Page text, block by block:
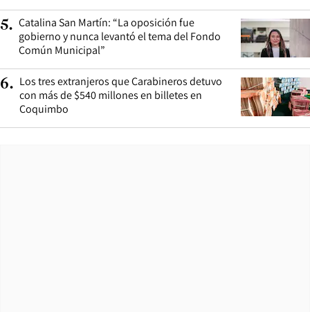
5. Catalina San Martín: “La oposición fue
gobierno y nunca levantó el tema del Fondo
Común Municipal”
6. Los tres extranjeros que Carabineros detuvo
con más de $540 millones en billetes en
Coquimbo